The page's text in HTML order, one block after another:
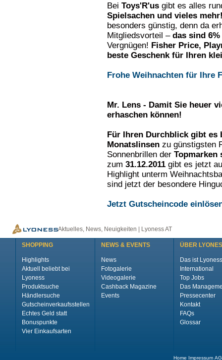
Bei Toys'R'usgibt es alles
Spielsachen und vieles
besonders günstig, denn da
Mitgliedsvorteil – das sind
Vergnügen! Fisher Price,
beste Geschenk für Ihren
Frohe Weihnachten für Ihre
Mr. Lens - Damit Sie heuer
erhaschen können!
Für Ihren Durchblick gibt es
Monatslinsenzu günstigsten
Sonnenbrillen der Topmarken
zum 31.12.2011gibt es jetzt
Highlight unterm
sind jetzt der besondere
Jetzt Gutscheincode
Aktuelles, News, Neuigkeiten | Lyoness AT
SHOPPING
Highlights
Aktuell beliebt bei
Lyoness
Produktsuche
Händlersuche
Gutscheinverkaufsstellen
Echtes Geld statt
Bonuspunkte
Vier Einkaufsarten
NEWS & EVENTS
News
Fotogalerie
Videogalerie
Cashback Magazine
Events
ÜBER
Das ist Lyoness
International
Top Jobs
Das
Pressecenter
Kontakt
FAQs
Glossar
Home Impressum